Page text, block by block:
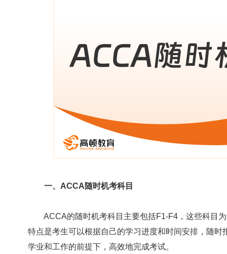
一、ACCA随时机考科目
ACCA的随时机考科目主要包括F1-F4，这些科目为
特点是考生可以根据自己的学习进度和时间安排，随
学业和工作的前提下，高效地完成考试。